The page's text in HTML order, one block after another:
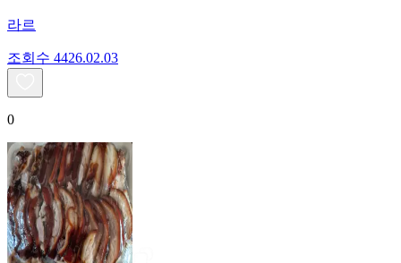
라르
조회수 4426.02.03
0